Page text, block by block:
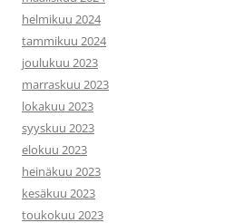
helmikuu 2024
tammikuu 2024
joulukuu 2023
marraskuu 2023
lokakuu 2023
syyskuu 2023
elokuu 2023
heinäkuu 2023
kesäkuu 2023
toukokuu 2023